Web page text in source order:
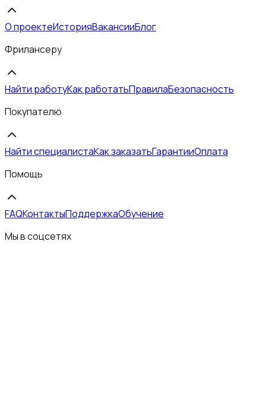
О проектеИсторияВакансииБлог
Фрилансеру
Найти работуКак работатьПравилаБезопасность
Покупателю
Найти специалистаКак заказатьГарантииОплата
Помощь
FAQКонтактыПоддержкаОбучение
Мы в соцсетях